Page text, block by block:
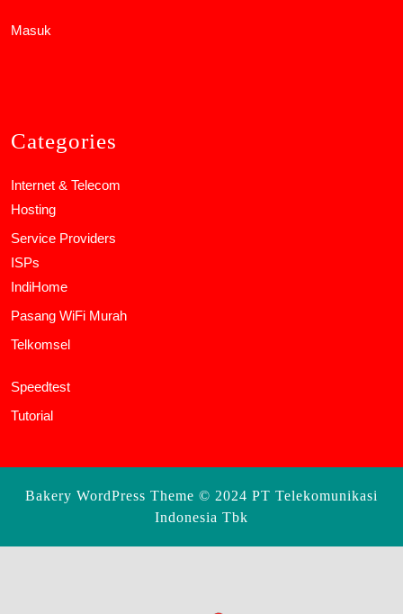
Masuk
Categories
Internet & Telecom
Hosting
Service Providers
ISPs
IndiHome
Pasang WiFi Murah
Telkomsel
Speedtest
Tutorial
Bakery WordPress Theme © 2024 PT Telekomunikasi
Indonesia Tbk